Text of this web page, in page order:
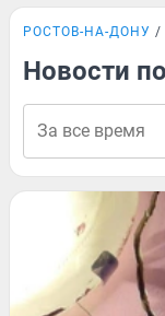
РОСТОВ-НА-ДОНУ
Новости